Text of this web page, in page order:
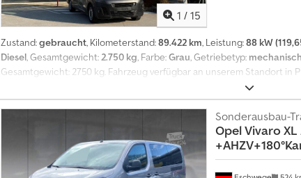
1 / 15
Zustand:gebraucht, Kilometerstand:89.422 km, Leistung:88 kW
Diesel, Gesamtgewicht:2.750 kg, Farbe:Grau, Getriebetyp: mechanisch
Gesamtgewicht: 2750 kg. Fahrzeug verfügbar an unserem Standort in
Giulio Desenibus, Telefon - 0432.409212, Mobil/WhatsApp -
Mobil/WhatsApp - 338.6218473. Credpfx Agoynn Nhokjf
Sonderausbau-
OpelVivaro XL